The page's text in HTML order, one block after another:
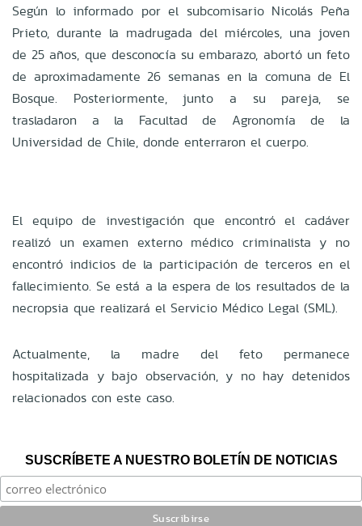
Según lo informado por el subcomisario Nicolás Peña
Prieto, durante la madrugada del miércoles, una joven
de 25 años, que desconocía su embarazo, abortó un feto
de aproximadamente 26 semanas en la comuna de El
Bosque. Posteriormente, junto a su pareja, se
trasladaron a la Facultad de Agronomía de la
Universidad de Chile, donde enterraron el cuerpo.
El equipo de investigación que encontró el cadáver
realizó un examen externo médico criminalista y no
encontró indicios de la participación de terceros en el
fallecimiento. Se está a la espera de los resultados de la
necropsia que realizará el Servicio Médico Legal (SML).
Actualmente, la madre del feto permanece
hospitalizada y bajo observación, y no hay detenidos
relacionados con este caso.
SUSCRÍBETE A NUESTRO BOLETÍN DE NOTICIAS